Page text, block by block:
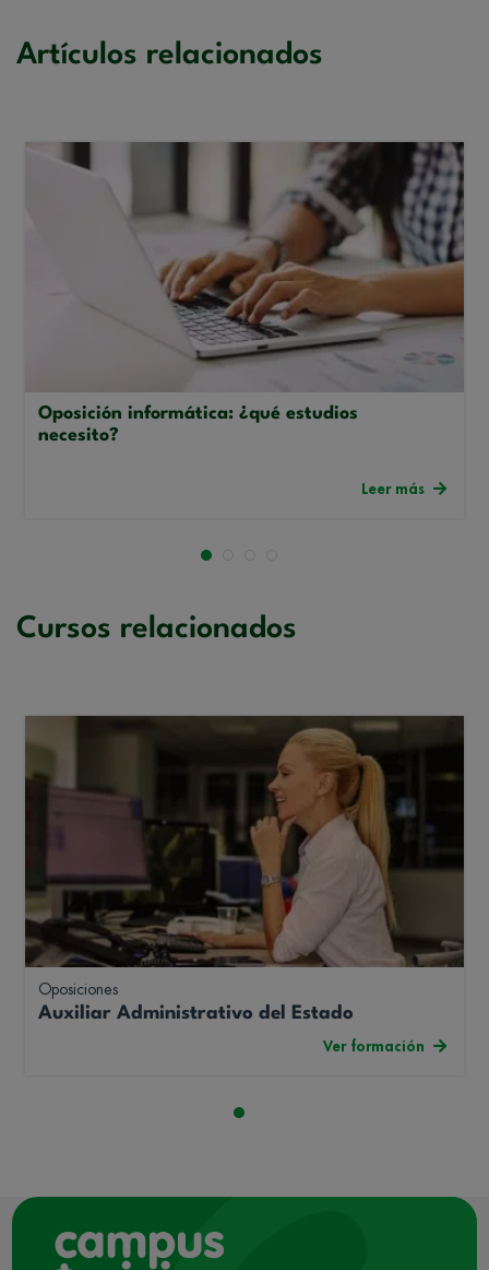
Artículos relacionados
Oposición informática: ¿qué estudios
necesito?
Leer más
Cursos relacionados
Oposiciones
Auxiliar Administrativo del Estado
Ver formación